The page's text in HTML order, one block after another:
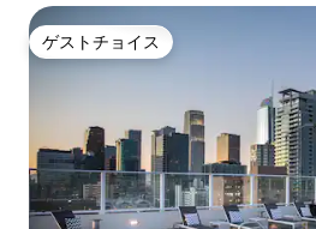
ゲストチョイス
ゲストチョイス